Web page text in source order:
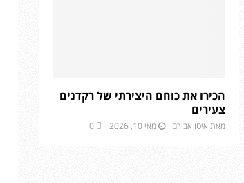
הכירו את כוחם היצירתי של רקדנים
צעירים
מאת איטו אבירם מאי 10, 2026 0